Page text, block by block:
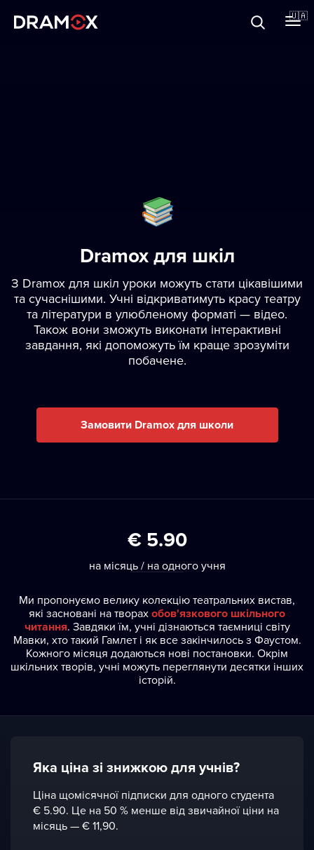
🇺🇦
Dramox для шкіл
З Dramox для шкіл уроки можуть стати цікавішими
та сучаснішими. Учні відкриватимуть красу театру
та літератури в улюбленому форматі — відео.
Також вони зможуть виконати інтерактивні
завдання, які допоможуть їм краще зрозуміти
побачене.
Замовити Dramox для школи
Ми пропонуємо велику колекцію театральних вистав,
які засновані на творахобов'язкового шкільного
читання. Завдяки їм, учні дізнаються таємниці світу
Мавки, хто такий Гамлет і як все закінчилось з Фаустом.
Кожного місяця додаються нові постановки. Окрім
шкільних творів, учні можуть переглянути десятки інших
історій.
€ 5.90
на місяць / на одного учня
Яка ціна зі знижкою для учнів?
Ціна щомісячної підписки для одного студента
€ 5.90. Це на 50 % менше від звичайної ціни на
місяць — € 11,90.